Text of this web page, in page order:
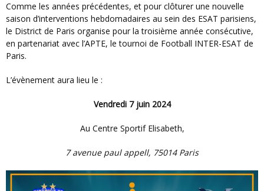
Comme les années précédentes, et pour clôturer une nouvelle
saison d’interventions hebdomadaires au sein des ESAT parisiens,
le District de Paris organise pour la troisième année consécutive,
en partenariat avec l’APTE, le tournoi de Football INTER-ESAT de
Paris.
L’évènement aura lieu le :
Vendredi 7 juin 2024
au Centre Sportif Elisabeth,
7 avenue paul appell, 75014 Paris